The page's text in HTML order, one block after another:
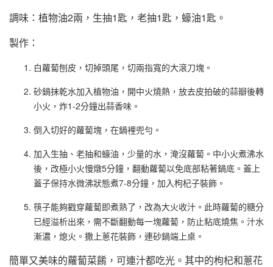
調味：植物油2兩，生抽1匙，老抽1匙，蠔油1匙。
製作：
白蘿蔔刨皮，切掉頭尾，切兩指寬的大滾刀塊。
砂鍋抹乾水加入植物油，開中火燒熱，放去皮拍破的蒜瓣後轉
小火，炸1-2分鐘出蒜香味。
倒入切好的蘿蔔塊，在鍋裡兜勻。
加入生抽、老抽和蠔油，少量的水，淹沒蘿蔔。中小火煮沸水
後，改極小火慢燉5分鐘，翻動蘿蔔以免底部粘著鍋底。蓋上
蓋子保持水微沸狀態煮7-8分鐘，加入枸杞子裝飾。
筷子能夠戳穿蘿蔔即煮熟了，改為大火收汁。此時蘿蔔的糖分
已經溢析出來，需不斷翻動每一塊蘿蔔，防止粘底燒焦。汁水
漸濃，熄火。撒上蔥花裝飾，連砂鍋端上桌。
簡單又美味的蘿蔔菜餚，可連汁都吃光。其中的枸杞和蔥花